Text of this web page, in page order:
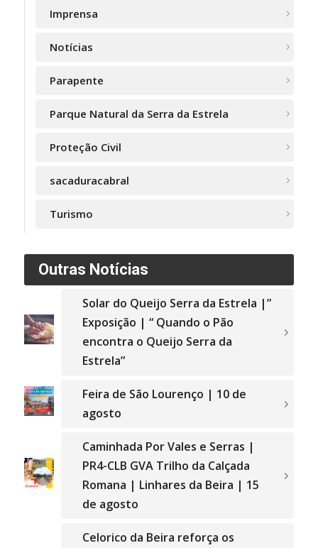
Imprensa
Notícias
Parapente
Parque Natural da Serra da Estrela
Proteção Civil
sacaduracabral
Turismo
Outras Notícias
Solar do Queijo Serra da Estrela |”
Exposição | “ Quando o Pão
encontra o Queijo Serra da
Estrela”
Feira de São Lourenço | 10 de
agosto
Caminhada Por Vales e Serras |
PR4-CLB GVA Trilho da Calçada
Romana | Linhares da Beira | 15
de agosto
Celorico da Beira reforça os